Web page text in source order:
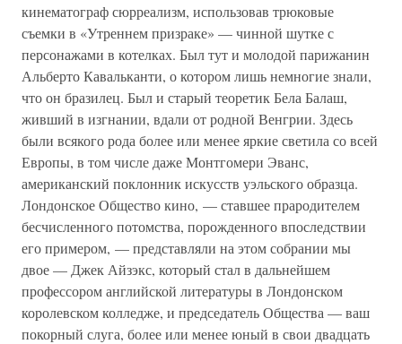
кинематограф сюрреализм, использовав трюковые
съемки в «Утреннем призраке» — чинной шутке с
персонажами в котелках. Был тут и молодой парижанин
Альберто Кавальканти, о котором лишь немногие знали,
что он бразилец. Был и старый теоретик Бела Балаш,
живший в изгнании, вдали от родной Венгрии. Здесь
были всякого рода более или менее яркие светила со всей
Европы, в том числе даже Монтгомери Эванс,
американский поклонник искусств уэльского образца.
Лондонское Общество кино, — ставшее прародителем
бесчисленного потомства, порожденного впоследствии
его примером, — представляли на этом собрании мы
двое — Джек Айзэкс, который стал в дальнейшем
профессором английской литературы в Лондонском
королевском колледже, и председатель Общества — ваш
покорный слуга, более или менее юный в свои двадцать